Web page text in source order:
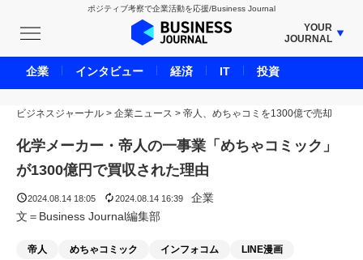
ポジティブ考察で企業活動を応援/Business Journal
YOUR
JOURNAL
BUSINESS JOURNAL
UNICORN JOURNAL
CARBON CREDITS JOURNAL
IVS JOURNAL
ENERGY MANAGEMENT JOURNAL
LIFE ENDING JOURNAL
ビジネスジャーナル > 企業ニュース > 帝人、めちゃコミを1300億で売却
化学メーカー・帝人の一事業「めちゃコミック」
が1300億円で買収された理由
2024.08.14 18:05 2024.08.14 16:39
企業
文＝Business Journal編集部
帝人 めちゃコミック インフォコム LINE漫画
企業 インタビュー 経済 IT 投資